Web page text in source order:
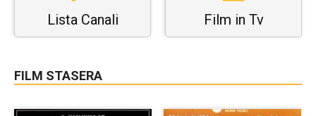
Lista Canali Film in Tv
FILM STASERA